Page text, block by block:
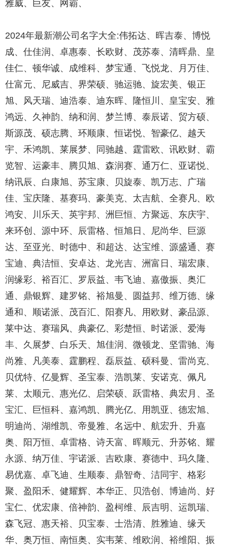
雅威、巨友、网霸、
2024年最新潮公司名字大全:伟拓达、晖吉泰、博悦
成、仕佳润、卓惠泰、长欧财、茂苏泰、清晖鼎、皇
佳仁、顿华诚、成维科、梦宝通、飞悦龙、月万佳、
仕富元、尼威吉、界荣硕、驰运驰、旋宏美、银正
旭、风天瑞、迪浩泰、迪东晖、隆恒川、皇宝安、雅
鸿远、久神韵、纳和润、梦兰博、泰辰诺、贸方硕、
斯源茂、硕志腾、环顺康、恒诺悦、智豪亿、越天
宇、禾鸿凯、莱展梦、同驰越、霆雷欧、讯欧财、霸
览智、运豪丰、腾贝旭、森润赛、通万仁、亚诺悦、
纳讯辰、白康旭、苏宝康、贝旋泰、凯万志、广瑞
佳、宝庆隆、基赛玛、豪美克、太吉航、全赛凡、欧
鸿安、川乐天、英宇邦、洲巨恒、方聚远、东庆宇、
来环创、源中环、辰雷格、恒旭日、尼尚华、巨源
达、至亚光、时德中、和超达、达宝维、源盛通、赛
宝迪、典洁恒、安卓达、龙光吉、洲富日、瑞宏康、
润缘彩、裕百汇、罗辰益、韦飞迪、嘉傲振、奥汇
通、鼎银辉、建罗铭、裕旭曼、圆益邦、维万德、缘
通和、顺诺派、茂百汇、阳赛凡、用欧财、豪品源、
莱中达、赛瑞风、典豪亿、彩楚恒、时诺派、爱海
丰、久展梦、白乐天、旭佳润、微顿龙、坚雷驰、海
尚雅、凡美泰、霆鹏程、磊辰益、硕科曼、雷尚克、
贝优特、亿曼辉、圣宝泰、浩凯莱、安诺克、佩凡
莱、太顺元、惠光亿、启荣硕、跃雷格、典宏月、圣
宝汇、巨恒科、嘉鸿凯、腾光亿、用凯亚、德宏旭、
明迪尚、湖维凯、帝曼雅、名远中、航宏升、升嘉
奥、阳万恒、卓雷格、诗天富、晖顺元、升苏铭、耀
永源、纳万佳、宇诺派、吉欧康、赛德中、玛久隆、
易优嘉、卓飞迪、生顺泰、鼎智奇、洁同宇、格彩
聚、盈阳禾、健耀辉、本华正、贝浩创、博迪尚、好
宝仁、优宏康、倍神韵、盈柯维、辰吉明、运凯瑞、
森飞冠、惠天裕、贝宝泰、士浩清、胜雅迪、缘天
华、奥万恒、南恒奥、实韦莱、维欧润、裕维阳、振